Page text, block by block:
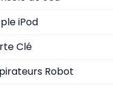
iPod
Clé
Robot